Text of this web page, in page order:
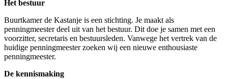
Het bestuur
Buurtkamer de Kastanje is een stichting. Je maakt als
penningmeester deel uit van het bestuur. Dit doe je samen met een
voorzitter, secretaris en bestuursleden. Vanwege het vertrek van de
huidige penningmeester zoeken wij een nieuwe enthousiaste
penningmeester.
De kennismaking